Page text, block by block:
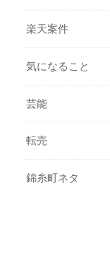
楽天案件
気になること
芸能
転売
錦糸町ネタ